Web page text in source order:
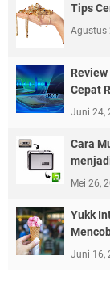
Tips
Agustus
Cepat
Juni 24,
Cara
Mei 26,
Yukk
Juni 16,